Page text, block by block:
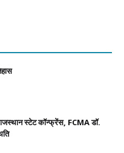
स्टेट कॉन्फ्रेंस, FCMA डॉ.